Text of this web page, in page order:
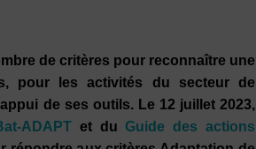
de critères pour reconnaître une
pour les activités du secteur de
de ses outils. Le 12 juillet 2023,
ADAPT et du Guide des actions